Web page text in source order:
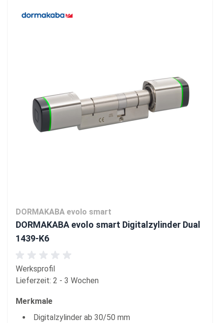
DORMAKABA evolo smart
DORMAKABA evolo smart Digitalzylinder Dual
1439-K6
Werksprofil
Lieferzeit: 2 - 3 Wochen
Merkmale
Digitalzylinder ab 30/50 mm